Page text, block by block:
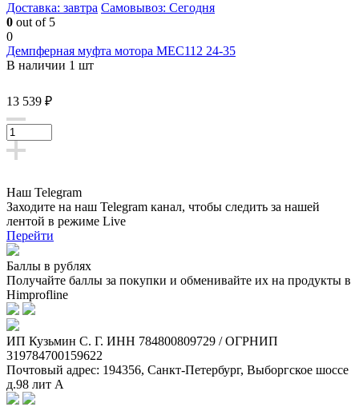
Доставка: завтра Самовывоз: Сегодня
0 out of 5
0
Демпферная муфта мотора МЕС112 24-35
В наличии 1 шт
13 539 ₽
Наш Telegram
Заходите на наш Telegram канал, чтобы следить за нашей
лентой в режиме Live
Перейти
Баллы в рублях
Получайте баллы за покупки и обменивайте их на продукты в
Himprofline
ИП Кузьмин C. Г. ИНН 784800809729 / ОГРНИП
319784700159622
Почтовый адрес: 194356, Санкт-Петербург, Выборгское шоссе
д.98 лит А